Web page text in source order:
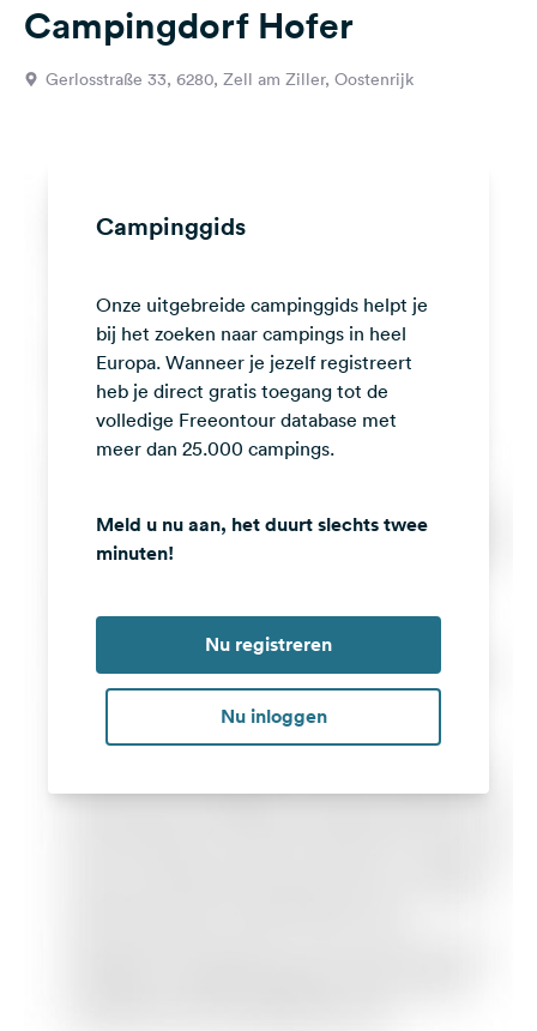
Vragen &
Feedback
media
Facebook
Instagram
Campingdorf Hofer
Gerlosstraße 33, 6280, Zell am Ziller, Oostenrijk
Campinggids
Onze uitgebreide campinggids helpt je
bij het zoeken naar campings in heel
Europa. Wanneer je jezelf registreert
heb je direct gratis toegang tot de
volledige Freeontour database met
meer dan 25.000 campings.
Meld u nu aan, het duurt slechts twee
minuten!
Nu registreren
Nu inloggen